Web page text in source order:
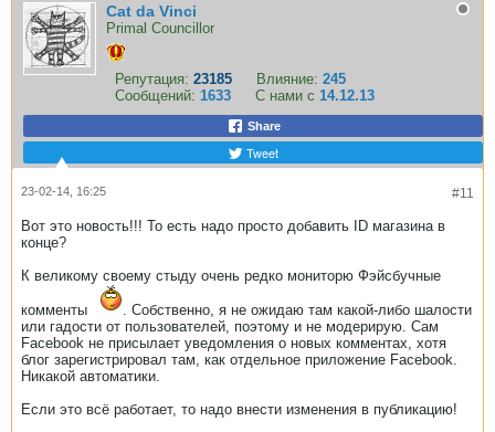
Cat da Vinci
Primal Councillor
Репутация: 23185 Влияние: 245
Сообщений: 1633 С нами с 14.12.13
Share
Tweet
#11
23-02-14, 16:25
Вот это новость!!! То есть надо просто добавить ID магазина в
конце?
К великому своему стыду очень редко мониторю Фэйсбучные
комменты
. Собственно, я не ожидаю там какой-либо шалости
или гадости от пользователей, поэтому и не модерирую. Сам
Facebook не присылает уведомления о новых комментах, хотя
блог зарегистрировал там, как отдельное приложение Facebook.
Никакой автоматики.
Если это всё работает, то надо внести изменения в публикацию!